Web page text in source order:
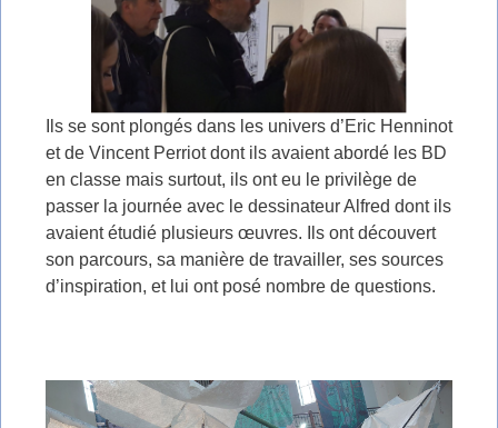
Ils se sont plongés dans les univers d’Eric Henninot
et de Vincent Perriot dont ils avaient abordé les BD
en classe mais surtout, ils ont eu le privilège de
passer la journée avec le dessinateur Alfred dont ils
avaient étudié plusieurs œuvres. Ils ont découvert
son parcours, sa manière de travailler, ses sources
d’inspiration, et lui ont posé nombre de questions.